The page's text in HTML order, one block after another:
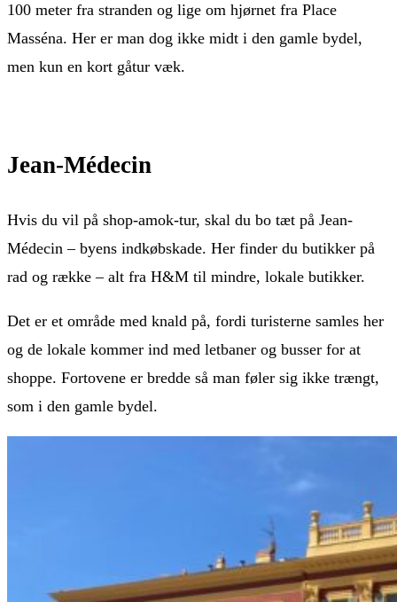
100 meter fra stranden og lige om hjørnet fra Place
Masséna. Her er man dog ikke midt i den gamle bydel,
men kun en kort gåtur væk.
Jean-Médecin
Hvis du vil på shop-amok-tur, skal du bo tæt på Jean-
Médecin – byens indkøbskade. Her finder du butikker på
rad og række – alt fra H&M til mindre, lokale butikker.
Det er et område med knald på, fordi turisterne samles her
og de lokale kommer ind med letbaner og busser for at
shoppe. Fortovene er bredde så man føler sig ikke trængt,
som i den gamle bydel.